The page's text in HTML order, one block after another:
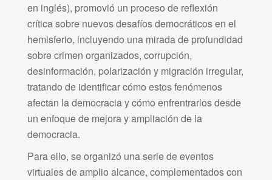
en inglés), promovió un proceso de reflexión
crítica sobre nuevos desafíos democráticos en el
hemisferio, incluyendo una mirada de profundidad
sobre crimen organizados, corrupción,
desinformación, polarización y migración irregular,
tratando de identificar cómo estos fenómenos
afectan la democracia y cómo enfrentrarlos desde
un enfoque de mejora y ampliación de la
democracia.
Para ello, se organizó una serie de eventos
virtuales de amplio alcance, complementados con